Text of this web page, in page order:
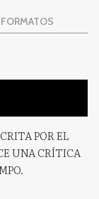
POR EL
UNA CRÍTICA